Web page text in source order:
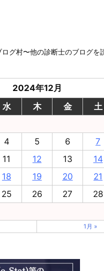
ログ村〜他の診断士のブログを
2024年12月
水 木 金 土
4 5 6 7
11 12 13 14
18 19 20 21
25 26 27 28
1月 »